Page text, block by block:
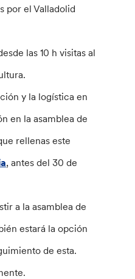
por el Valladolid
las 10 h visitas al
y la logística en
en la asamblea de
rellenas este
, antes del 30 de
a la asamblea de
estará la opción
de esta.